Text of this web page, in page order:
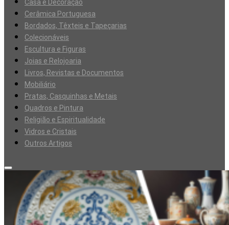
Casa e Decoração
Cerâmica Portuguesa
Bordados, Têxteis e Tapeçarias
Colecionáveis
Escultura e Figuras
Joias e Relojoaria
Livros, Revistas e Documentos
Mobiliário
Pratas, Casquinhas e Metais
Quadros e Pintura
Religião e Espiritualidade
Vidros e Cristais
Outros Artigos